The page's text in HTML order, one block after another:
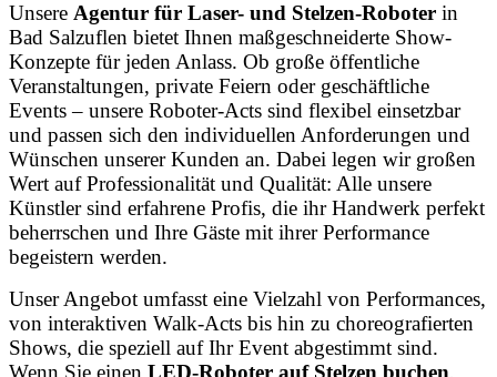
Unsere Agentur für Laser- und Stelzen-Roboter in
Bad Salzuflen bietet Ihnen maßgeschneiderte Show-
Konzepte für jeden Anlass. Ob große öffentliche
Veranstaltungen, private Feiern oder geschäftliche
Events – unsere Roboter-Acts sind flexibel einsetzbar
und passen sich den individuellen Anforderungen und
Wünschen unserer Kunden an. Dabei legen wir großen
Wert auf Professionalität und Qualität: Alle unsere
Künstler sind erfahrene Profis, die ihr Handwerk perfekt
beherrschen und Ihre Gäste mit ihrer Performance
begeistern werden.
Unser Angebot umfasst eine Vielzahl von Performances,
von interaktiven Walk-Acts bis hin zu choreografierten
Shows, die speziell auf Ihr Event abgestimmt sind.
Wenn Sie einen LED-Roboter auf Stelzen buchen,